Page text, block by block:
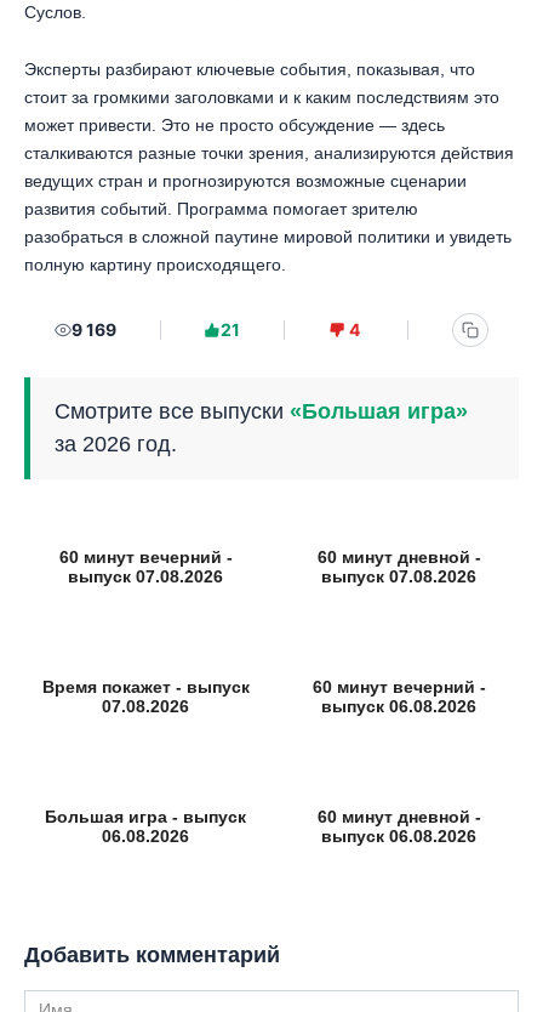
Суслов.
Эксперты разбирают ключевые события, показывая, что
стоит за громкими заголовками и к каким последствиям это
может привести. Это не просто обсуждение — здесь
сталкиваются разные точки зрения, анализируются действия
ведущих стран и прогнозируются возможные сценарии
развития событий. Программа помогает зрителю
разобраться в сложной паутине мировой политики и увидеть
полную картину происходящего.
9 169 21 4
Смотрите все выпуски «Большая игра»
за 2026 год.
60 минут вечерний -
выпуск 07.08.2026
60 минут дневной -
выпуск 07.08.2026
Время покажет - выпуск
07.08.2026
60 минут вечерний -
выпуск 06.08.2026
Большая игра - выпуск
06.08.2026
60 минут дневной -
выпуск 06.08.2026
Добавить комментарий
Имя